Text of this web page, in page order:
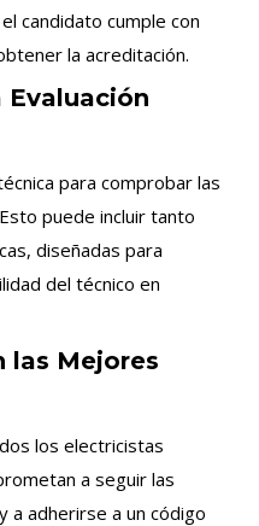
candidato cumple con
la acreditación.
Evaluación
para comprobar las
puede incluir tanto
diseñadas para
del técnico en
las Mejores
los electricistas
a seguir las
a adherirse a un código